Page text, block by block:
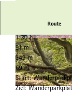
© Heinrich Kowalski,
© Gereon Schoplick,
Route
1:30 h
91 m
349 m
69 m
Start:
Ziel: